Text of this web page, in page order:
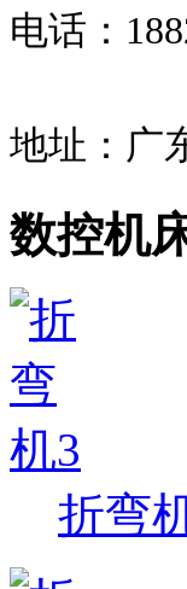
电话：
地址：广
数控机
折弯